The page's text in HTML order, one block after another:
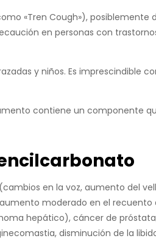
«Tren Cough»), posiblemente
en personas con
y niños. Es imprescindible
contiene un componente
en la voz, aumento del
moderado en el recuento
hepático), cáncer de
disminución de la